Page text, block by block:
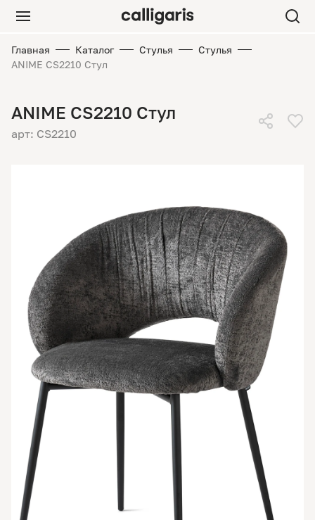
Главная Каталог Стулья
Стулья
ANIME CS2210 Стул
ANIME CS2210 Стул
арт: CS2210